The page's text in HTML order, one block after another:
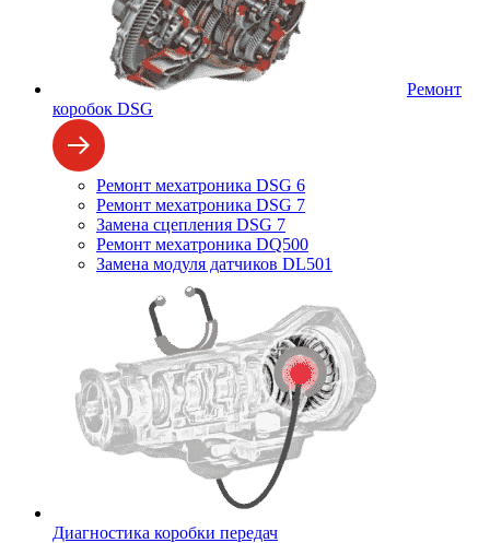
Ремонт
коробок DSG
Ремонт мехатроника DSG 6
Ремонт мехатроника DSG 7
Замена сцепления DSG 7
Ремонт мехатроника DQ500
Замена модуля датчиков DL501
Диагностика коробки передач